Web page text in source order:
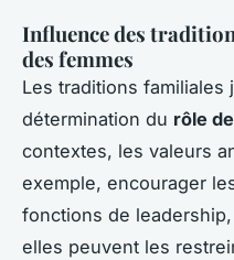
Influence des
des femmes
Les traditions familiales
détermination du rôle
contextes, les valeurs
exemple, encourager
fonctions de
elles peuvent les